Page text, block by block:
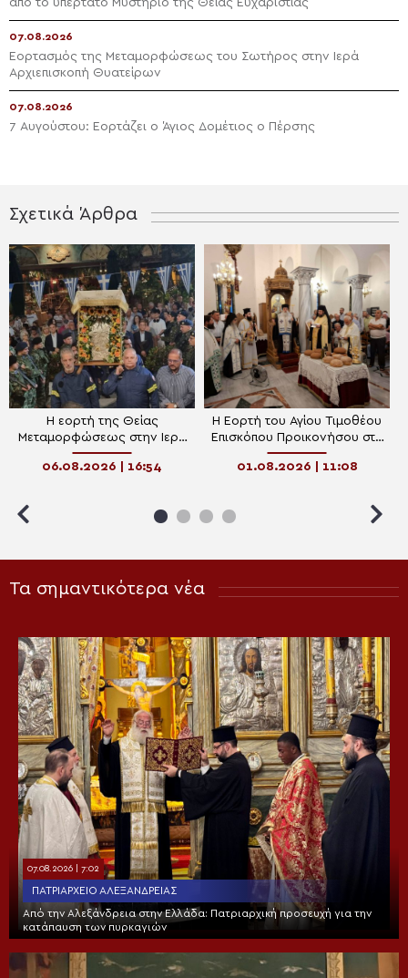
από το υπέρτατο Μυστήριο της Θείας Ευχαριστίας
07.08.2026
Εορτασμός της Μεταμορφώσεως του Σωτήρος στην Ιερά
Αρχιεπισκοπή Θυατείρων
07.08.2026
7 Αυγούστου: Εορτάζει ο Άγιος Δομέτιος ο Πέρσης
Σχετικά Άρθρα
Η εορτή της Θείας
Μεταμορφώσεως στην Ιερά
Μητρόπολη Κηφισίας
06.08.2026 | 16:54
Η Εορτή του Αγίου Τιμοθέου
Επισκόπου Προικονήσου στα
Νέα Παλάτια – Ωρωπού
01.08.2026 | 11:08
Τα σημαντικότερα νέα
07.08.2026 | 7:02
ΠΑΤΡΙΑΡΧΕΊΟ ΑΛΕΞΑΝΔΡΕΊΑΣ
Από την Αλεξάνδρεια στην Ελλάδα: Πατριαρχική προσευχή για την
κατάπαυση των πυρκαγιών